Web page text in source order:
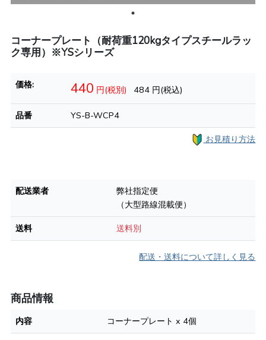
コーナープレート（耐荷重120kgタイプスチールラッ
ク専用）※YSシリーズ
価格: 440 円(税別) 484 円(税込)
品番 YS-B-WCP4
お見積り方法
配送業者
弊社指定便
（大型路線混載便）
送料
送料別
配送・送料について詳しく見る
商品情報
内容 コーナープレート x 4個